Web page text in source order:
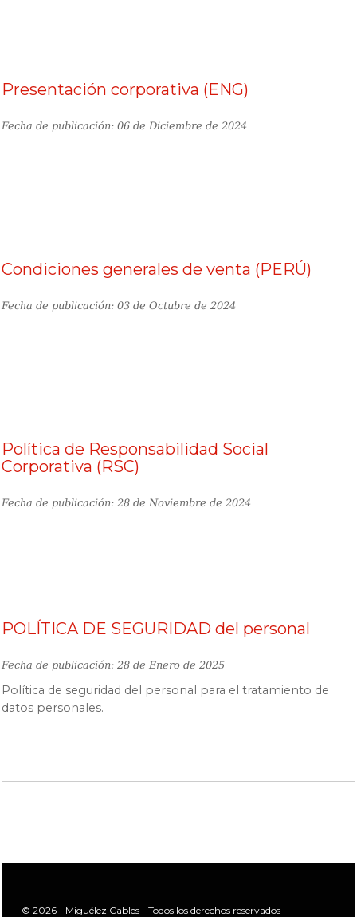
Presentación corporativa (ENG)
Fecha de publicación: 06 de Diciembre de 2024
Condiciones generales de venta (PERÚ)
Fecha de publicación: 03 de Octubre de 2024
Política de Responsabilidad Social
Corporativa (RSC)
Fecha de publicación: 28 de Noviembre de 2024
POLÍTICA DE SEGURIDAD del personal
Fecha de publicación: 28 de Enero de 2025
Política de seguridad del personal para el tratamiento de
datos personales.
© 2026 - Miguélez Cables - Todos los derechos reservados